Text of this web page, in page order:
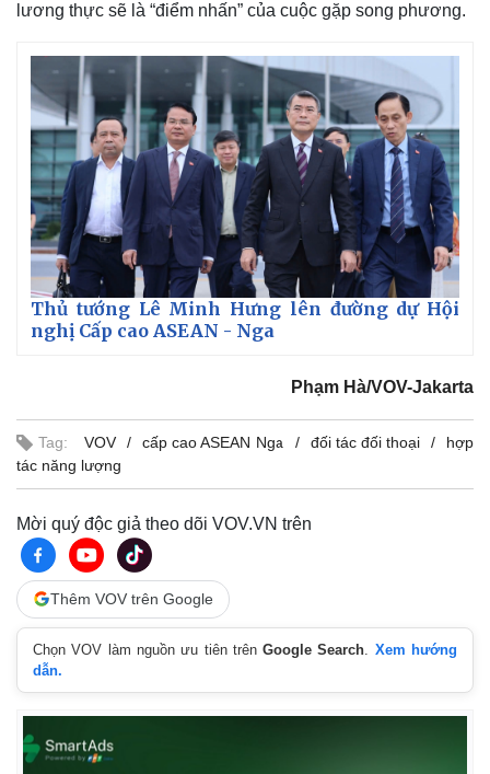
lương thực sẽ là “điểm nhấn” của cuộc gặp song phương.
Thủ tướng Lê Minh Hưng lên đường dự Hội
nghị Cấp cao ASEAN - Nga
Phạm Hà/VOV-Jakarta
Tag: VOV cấp cao ASEAN Nga đối tác đối thoại
hợp
tác năng lượng
Mời quý độc giả theo dõi VOV.VN trên
Thêm VOV trên Google
Chọn VOV làm nguồn ưu tiên trênGoogle Search
Xem hướng
dẫn.